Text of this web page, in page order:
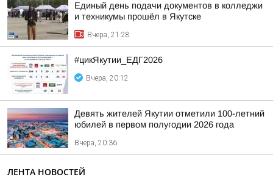
Единый день подачи документов в колледжи
и техникумы прошёл в Якутске
Вчера, 21:28
#цикЯкутии_ЕДГ2026
Вчера, 20:12
Девять жителей Якутии отметили 100-летний
юбилей в первом полугодии 2026 года
Вчера, 20:36
ЛЕНТА НОВОСТЕЙ